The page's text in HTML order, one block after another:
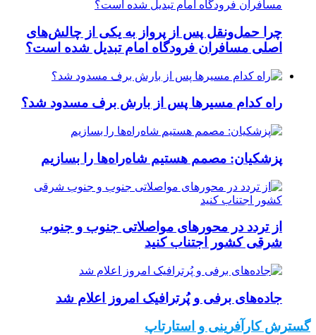
چرا حمل‌ونقل پس از پرواز به یکی از چالش‌های
اصلی مسافران فرودگاه امام تبدیل شده است؟
راه کدام مسیرها پس از بارش برف مسدود شد؟
پزشکیان: مصمم هستیم شاه‌راه‌ها را بسازیم
از تردد در محورهای مواصلاتی جنوب و جنوب
شرقی کشور اجتناب کنید
جاده‌های برفی و پُرترافیک امروز اعلام شد
گسترش کارآفرینی و استارتاپ